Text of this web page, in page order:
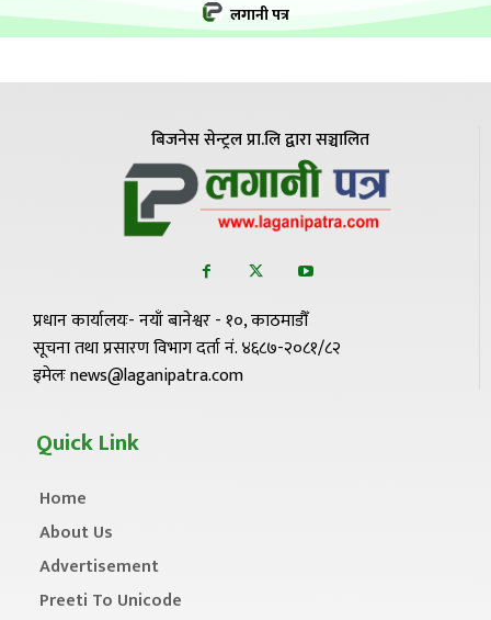
लगानी पत्र
बिजनेस सेन्ट्रल प्रा.लि द्वारा सञ्चालित
प्रधान कार्यालयः- नयाँ बानेश्वर - १०, काठमाडौँ
सूचना तथा प्रसारण विभाग दर्ता नं. ४६८७-२०८१/८२
इमेलः news@laganipatra.com
Quick Link
Home
About Us
Advertisement
Preeti To Unicode